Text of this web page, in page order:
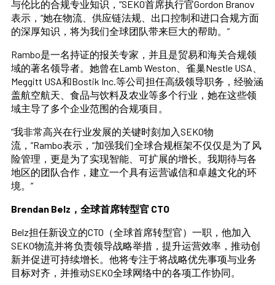
与伦比的合规专业知识，”SEKO首席执行官Gordon Branov
表示，“她在物流、供应链法规、出口控制和进口合规方面
的深厚知识，将为我们全球团队带来巨大的帮助。”
Rambo是一名持证的报关专家，并且是贸易和海关合规领
域的著名领导者。她曾在Lamb Weston、雀巢Nestle USA、
Meggitt USA和Bostik Inc.等公司担任高级领导职务，经验涵
盖航空航天、食品与饮料及农业等多个行业，她在这些领
域主导了多个企业范围的合规项目。
“我非常高兴在行业发展的关键时刻加入SEKO物
流，”Rambo表示，“加强我们全球合规框架不仅仅是为了风
险管理，更是为了实现智能、可扩展的增长。我期待与各
地区的团队合作，建立一个具有运营诚信和卓越文化的环
境。”
Brendan Belz，全球首席转型官 CTO
Belz担任新设立的CTO（全球首席转型官）一职，他加入
SEKO物流并将负责领导战略举措，提升运营效率，推动创
新并促进可持续增长。他将专注于将战略优先事项与业务
目标对齐，并推动SEKO全球网络中的各项工作协同。